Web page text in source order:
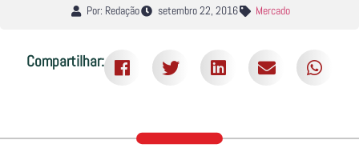
Por: Redação setembro 22, 2016 Mercado
Compartilhar: